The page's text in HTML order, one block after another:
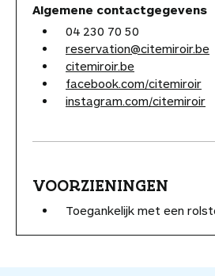
Algemene contactgegevens
04 230 70 50
reservation@citemiroir.be
citemiroir.be
facebook.com/citemiroir
instagram.com/citemiroir
VOORZIENINGEN
Toegankelijk met een